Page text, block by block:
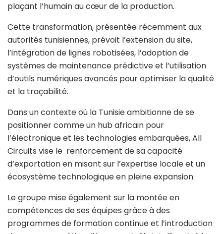
plaçant l’humain au cœur de la production.
Cette transformation, présentée récemment aux
autorités tunisiennes, prévoit l’extension du site,
l’intégration de lignes robotisées, l’adoption de
systèmes de maintenance prédictive et l’utilisation
d’outils numériques avancés pour optimiser la qualité
et la traçabilité.
Dans un contexte où la Tunisie ambitionne de se
positionner comme un hub africain pour
l’électronique et les technologies embarquées, All
Circuits vise le renforcement de sa capacité
d’exportation en misant sur l’expertise locale et un
écosystème technologique en pleine expansion.
Le groupe mise également sur la montée en
compétences de ses équipes grâce à des
programmes de formation continue et l’introduction